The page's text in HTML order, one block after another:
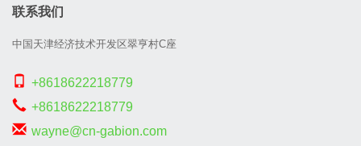
联系我们
中国天津经济技术开发区翠亨村C座
+8618622218779
+8618622218779
wayne@cn-gabion.com